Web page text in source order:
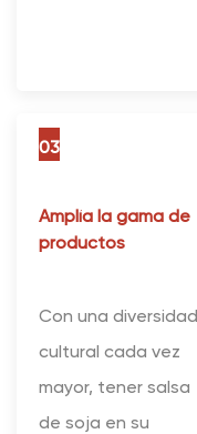
03
Amplía la gama de
productos
Con una diversidad
cultural cada vez
mayor, tener salsa
de soja en su